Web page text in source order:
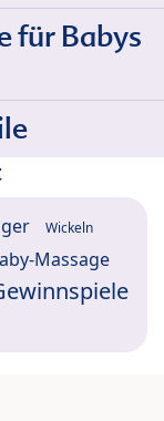
für Babys
Wickeln
Massage